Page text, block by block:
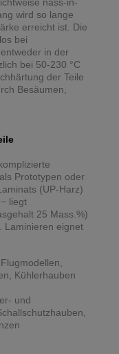
wird so lange
erreicht ist. Die
bei
in der
bei 50-230 °C
der Teile
Besäumen,
Prototypen oder
(UP-Harz)
liegt
25 Mass.%)
Laminieren eignet
Kühlerhauben
und